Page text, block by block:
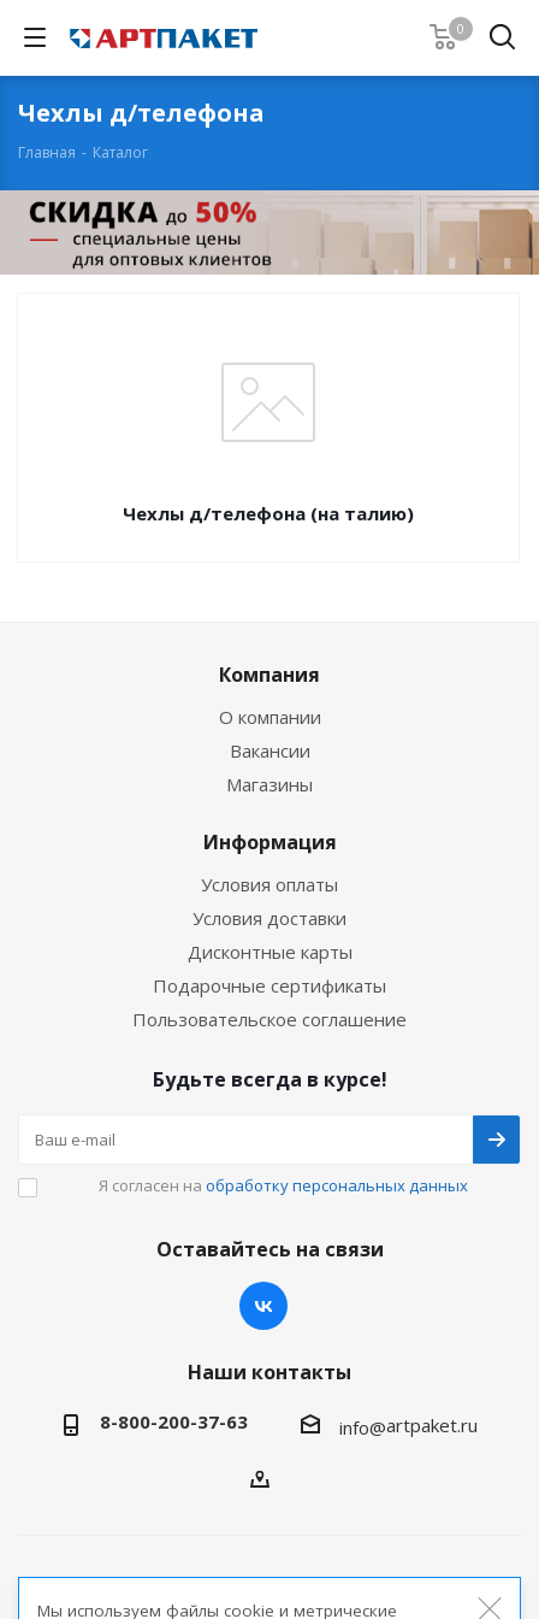
0
Чехлы д/телефона
Главная - Каталог
Чехлы д/телефона (на талию)
Компания
О компании
Вакансии
Магазины
Информация
Условия оплаты
Условия доставки
Дисконтные карты
Подарочные сертификаты
Пользовательское соглашение
Будьте всегда в курсе!
Я согласен на обработку персональных данных
Оставайтесь на связи
Наши контакты
8-800-200-37-63 info@artpaket.ru
Мы используем файлы cookie и метрические